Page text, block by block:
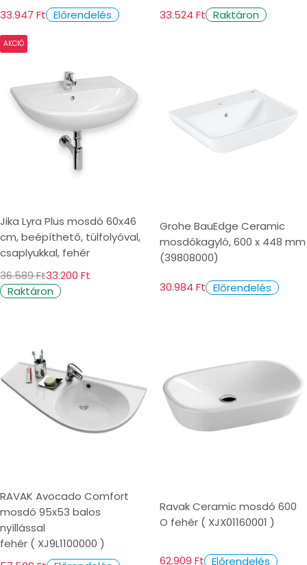
33.947 Ft Előrendelés
33.524 Ft Raktáron
AKCIÓ
Jika Lyra Plus mosdó 60x46
cm, beépíthető, túlfolyóval,
csaplyukkal, fehér
36.589 Ft33.200 Ft
Raktáron
Grohe BauEdge Ceramic
mosdókagyló, 600 x 448 mm
(39808000)
30.984 Ft Előrendelés
RAVAK Avocado Comfort
mosdó 95x53 balos
nyíllással
fehér ( XJ9L1100000 )
Ravak Ceramic mosdó 600
O fehér ( XJX01160001 )
62.909 Ft Előrendelés